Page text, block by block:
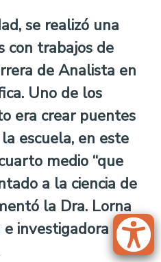
se realizó una
con trabajos de
de Analista en
Uno de los
era crear puentes
escuela, en este
medio “que
a la ciencia de
la Dra. Lorna
e investigadora de la